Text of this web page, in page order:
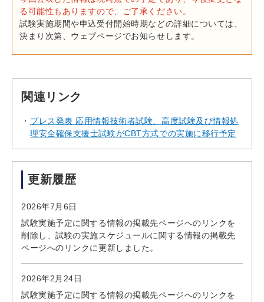
る可能性もありますので、ご了承ください。
試験実施期間や申込受付開始時期などの詳細については、
決まり次第、ウェブページでお知らせします。
関連リンク
プレス発表 応用情報技術者試験、高度試験及び情報処
理安全確保支援士試験がCBT方式での実施に移行予定
更新履歴
2026年7月6日
試験実施予定に関する情報の掲載先ページへのリンクを
削除し、試験の実施スケジュールに関する情報の掲載先
ページへのリンクに更新しました。
2026年2月24日
試験実施予定に関する情報の掲載先ページへのリンクを